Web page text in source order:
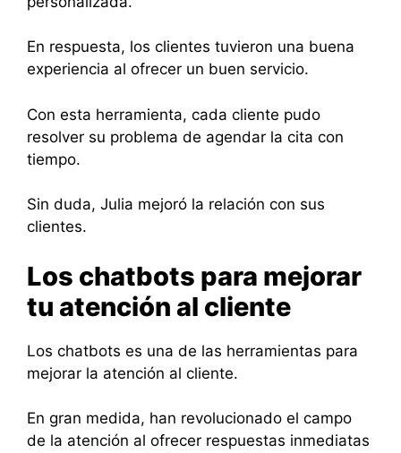
En respuesta, los clientes tuvieron una buena
experiencia al ofrecer un buen servicio.
Con esta herramienta, cada cliente pudo
resolver su problema de agendar la cita con
tiempo.
Sin duda, Julia mejoró la relación con sus
clientes.
Los chatbots para mejorar
tu atención al cliente
Los chatbots es una de las herramientas para
mejorar la atención al cliente.
En gran medida, han revolucionado el campo
de la atención al ofrecer respuestas inmediatas